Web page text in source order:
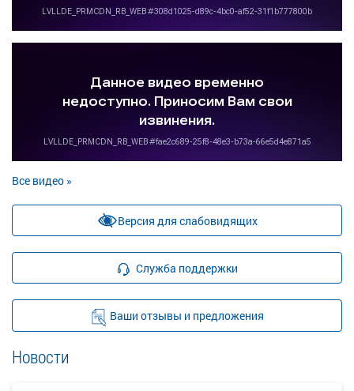
Все видео »
Версия для слабовидящих
Служба поддержки
Ваши отзывы и предложения
Новости